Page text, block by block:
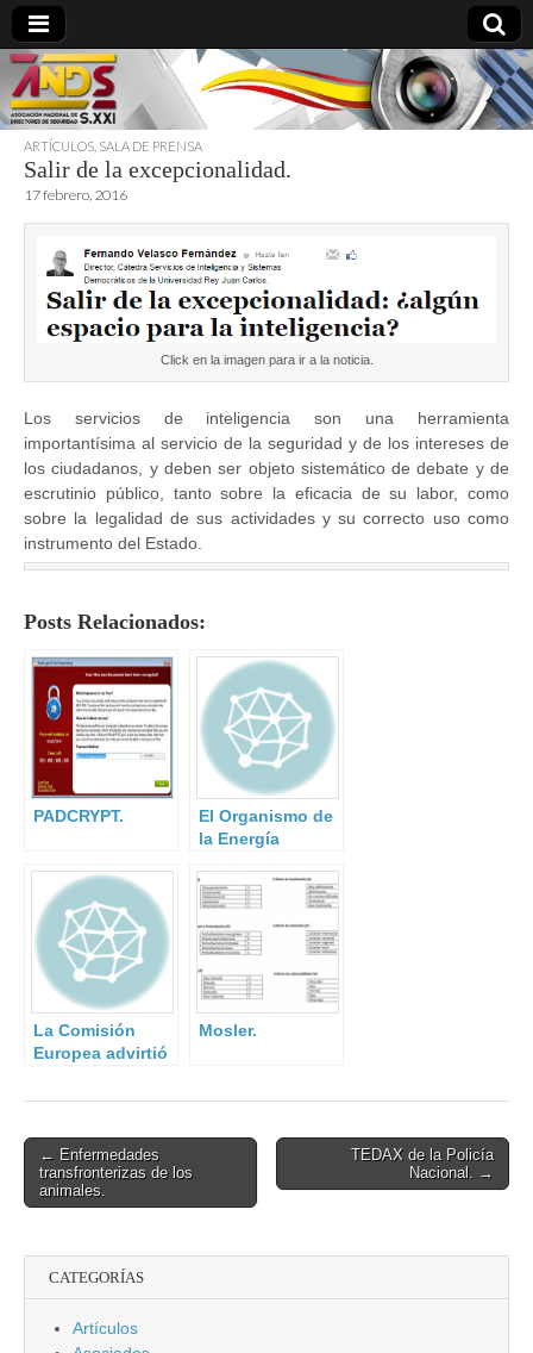
directoresdeseguridad.es
ARTÍCULOS SALA DE PRENSA
Salir de la excepcionalidad.
17 febrero, 2016
Click en la imagen para ir a la noticia.
Los servicios de inteligencia son una herramienta
importantísima al servicio de la seguridad y de los intereses de
los ciudadanos, y deben ser objeto sistemático de debate y de
escrutinio público, tanto sobre la eficacia de su labor, como
sobre la legalidad de sus actividades y su correcto uso como
instrumento del Estado.
Posts Relacionados:
PADCRYPT.
El Organismo de
la Energía
del riesgo de
terrorismo
nuclear.
La Comisión
Europea advirtió
riesgo del
Seseña
Mosler.
Post
navigation
← Enfermedades
transfronterizas de los
animales.
TEDAX de la Policía
Nacional. →
CATEGORÍAS
Artículos